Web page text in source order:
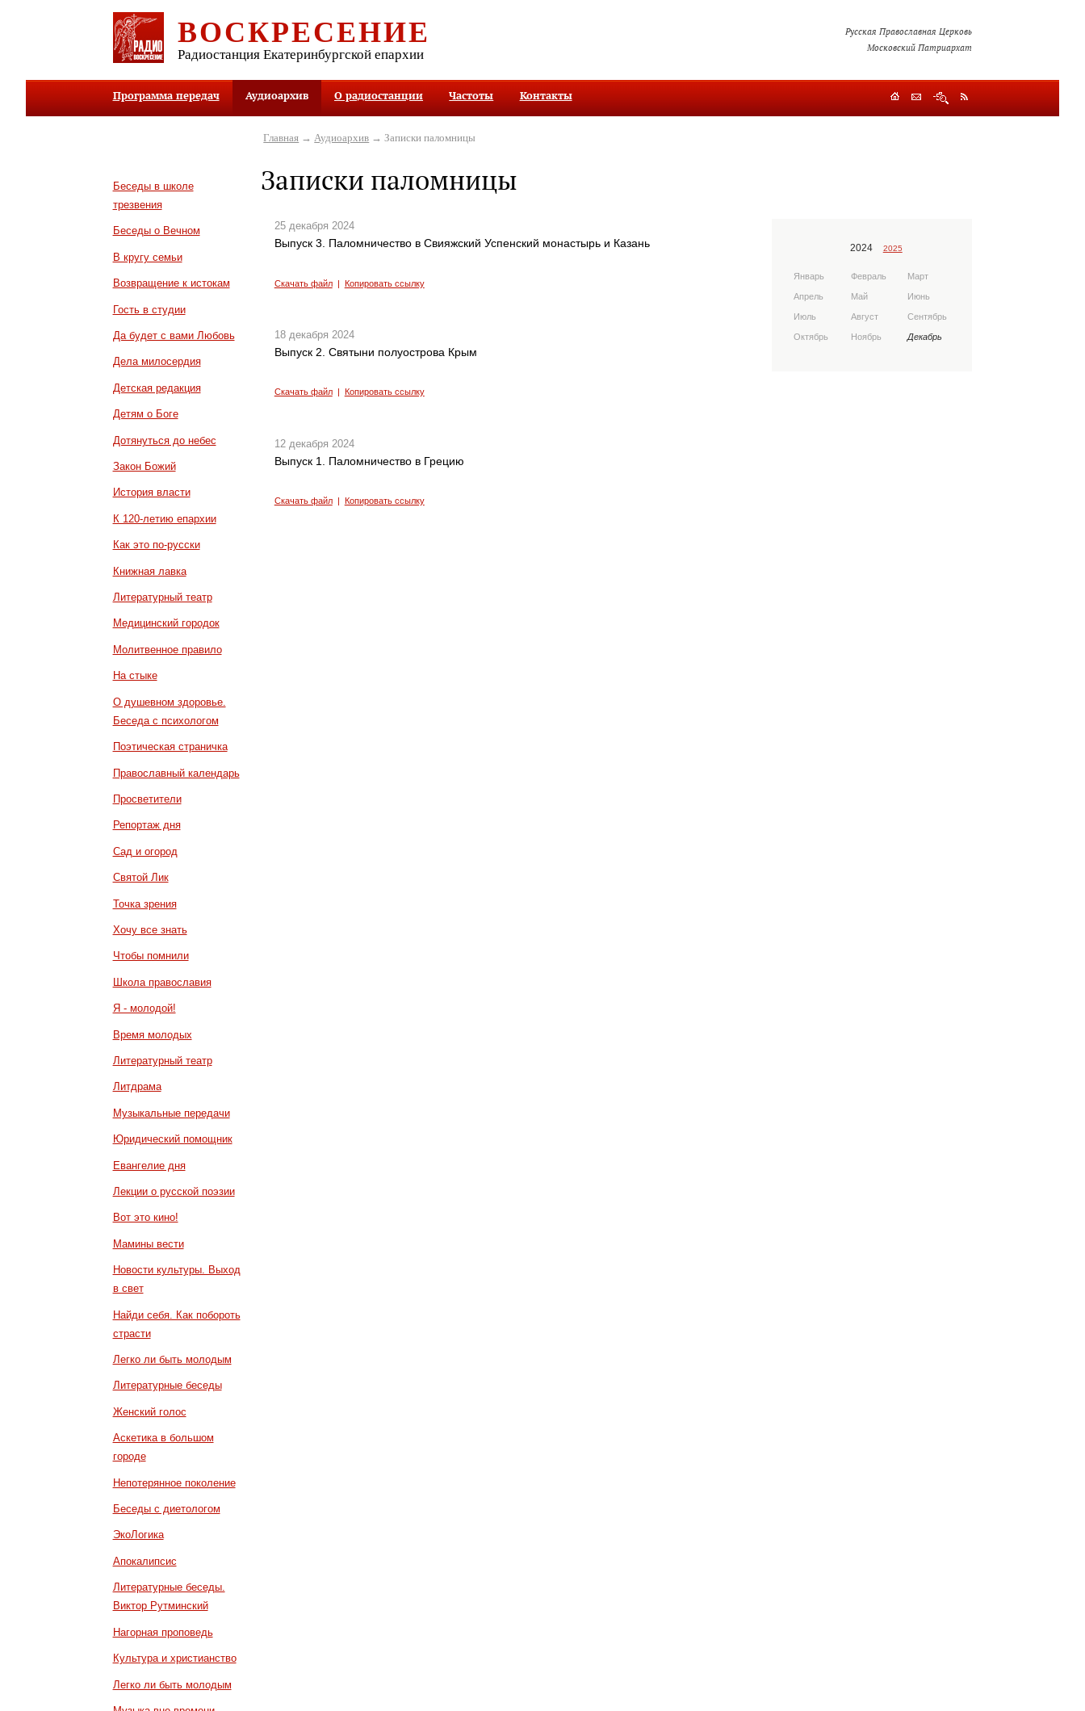
ВОСКРЕСЕНИЕ
Радиостанция Екатеринбургской епархии
Русская Православная Церковь
Московский Патриархат
Программа передач Аудиоархив О радиостанции Частоты Контакты
Беседы в школе
трезвения
Беседы о Вечном
В кругу семьи
Возвращение к истокам
Гость в студии
Да будет с вами Любовь
Дела милосердия
Детская редакция
Детям о Боге
Дотянуться до небес
Закон Божий
История власти
К 120-летию епархии
Как это по-русски
Книжная лавка
Литературный театр
Медицинский городок
Молитвенное правило
На стыке
О душевном здоровье.
Беседа с психологом
Поэтическая страничка
Православный календарь
Просветители
Репортаж дня
Сад и огород
Святой Лик
Точка зрения
Хочу все знать
Чтобы помнили
Школа православия
Я - молодой!
Время молодых
Литературный театр
Литдрама
Музыкальные передачи
Юридический помощник
Евангелие дня
Лекции о русской поэзии
Вот это кино!
Мамины вести
Новости культуры. Выход
в свет
Найди себя. Как побороть
страсти
Легко ли быть молодым
Литературные беседы
Женский голос
Аскетика в большом
городе
Непотерянное поколение
Беседы с диетологом
ЭкоЛогика
Апокалипсис
Литературные беседы.
Виктор Рутминский
Нагорная проповедь
Культура и христианство
Легко ли быть молодым
Главная → Аудиоархив → Записки паломницы
Записки паломницы
25 декабря 2024
Выпуск 3. Паломничество в Свияжский Успенский монастырь и Казань
Скачать файл| Копировать ссылку
18 декабря 2024
Выпуск 2. Святыни полуострова Крым
Скачать файл| Копировать ссылку
12 декабря 2024
Выпуск 1. Паломничество в Грецию
Скачать файл| Копировать ссылку
2024 2025
Январь Февраль Март
Апрель Май Июнь
Июль Август Сентябрь
Октябрь Ноябрь Декабрь